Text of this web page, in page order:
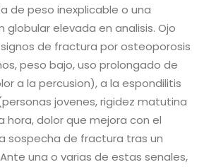
de peso inexplicable o una
globular elevada en analisis. Ojo
de fractura por osteoporosis
peso bajo, uso prolongado de
a la percusion), a la espondilitis
jovenes, rigidez matutina
hora, dolor que mejora con el
sospecha de fractura tras un
una o varias de estas senales,